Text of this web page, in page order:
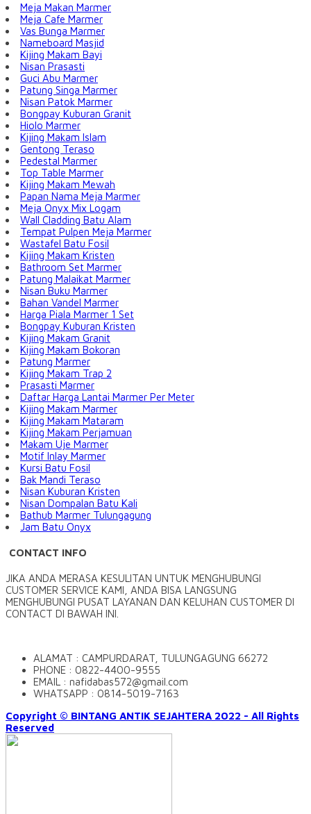
Meja Makan Marmer
Meja Cafe Marmer
Vas Bunga Marmer
Nameboard Masjid
Kijing Makam Bayi
Nisan Prasasti
Guci Abu Marmer
Patung Singa Marmer
Nisan Patok Marmer
Bongpay Kuburan Granit
Hiolo Marmer
Kijing Makam Islam
Gentong Teraso
Pedestal Marmer
Top Table Marmer
Kijing Makam Mewah
Papan Nama Meja Marmer
Meja Onyx Mix Logam
Wall Cladding Batu Alam
Tempat Pulpen Meja Marmer
Wastafel Batu Fosil
Kijing Makam Kristen
Bathroom Set Marmer
Patung Malaikat Marmer
Nisan Buku Marmer
Bahan Vandel Marmer
Harga Piala Marmer 1 Set
Bongpay Kuburan Kristen
Kijing Makam Granit
Kijing Makam Bokoran
Patung Marmer
Kijing Makam Trap 2
Prasasti Marmer
Daftar Harga Lantai Marmer Per Meter
Kijing Makam Marmer
Kijing Makam Mataram
Kijing Makam Perjamuan
Makam Uje Marmer
Motif Inlay Marmer
Kursi Batu Fosil
Bak Mandi Teraso
Nisan Kuburan Kristen
Nisan Dompalan Batu Kali
Bathub Marmer Tulungagung
Jam Batu Onyx
CONTACT INFO
JIKA ANDA MERASA KESULITAN UNTUK MENGHUBUNGI
CUSTOMER SERVICE KAMI, ANDA BISA LANGSUNG
MENGHUBUNGI PUSAT LAYANAN DAN KELUHAN CUSTOMER DI
CONTACT DI BAWAH INI.
ALAMAT : CAMPURDARAT, TULUNGAGUNG 66272
PHONE : 0822-4400-9555
EMAIL : nafidabas572@gmail.com
WHATSAPP : 0814-5019-7163
Copyright © BINTANG ANTIK SEJAHTERA 2022 - All Rights
Reserved